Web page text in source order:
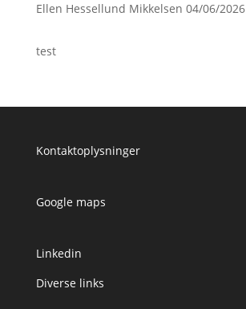
Ellen Hessellund Mikkelsen 04/06/2026
test
Kontaktoplysninger
Google maps
Linkedin
Diverse links